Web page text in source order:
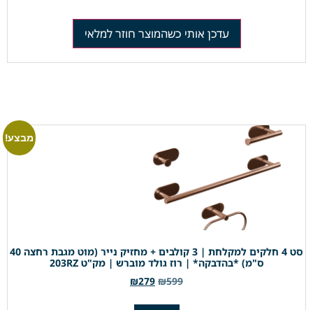
עדכן אותי כשהמוצר חוזר למלאי
מבצע!
סט 4 חלקים למקלחת | 3 קולבים + מחזיק נייר (מוט מגבת רחצה 40
ס"מ) *בהדבקה* | רוז גולד מוברש | מק"ט 203RZ
₪599
₪279